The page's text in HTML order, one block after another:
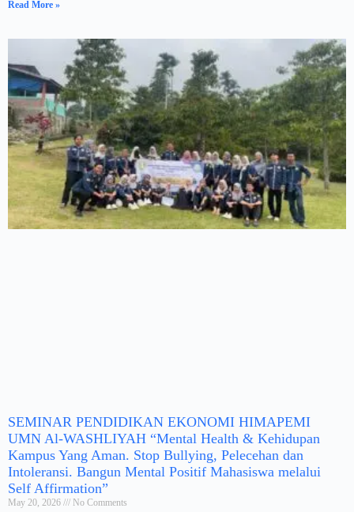
Read More »
SEMINAR PENDIDIKAN EKONOMI HIMAPEMI
UMN Al-WASHLIYAH “Mental Health & Kehidupan
Kampus Yang Aman. Stop Bullying, Pelecehan dan
Intoleransi. Bangun Mental Positif Mahasiswa melalui
Self Affirmation”
May 20, 2026 No Comments